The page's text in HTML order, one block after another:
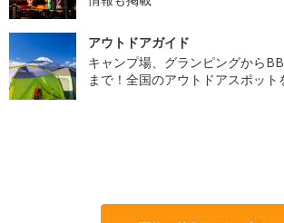
アウトドアガイド
キャンプ場、グランピングから
まで！全国のアウトドアスポット